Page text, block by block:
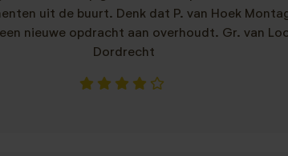
uit de buurt. Denk dat P. van Hoek
nieuwe opdracht aan overhoudt. Gr. van
Dordrecht